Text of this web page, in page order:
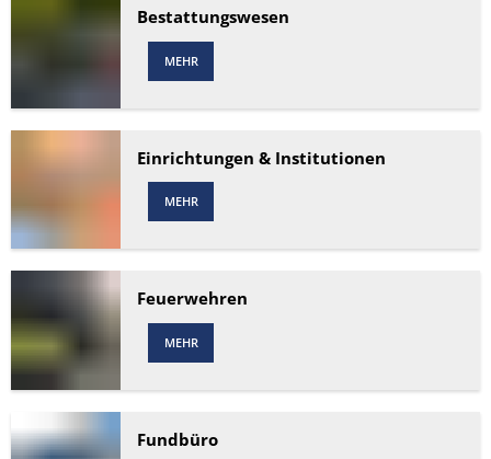
Bestattungswesen
MEHR
Einrichtungen & Institutionen
MEHR
Feuerwehren
MEHR
Fundbüro